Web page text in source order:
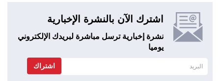
اشترك الآن بالنشرة الإخبارية
نشرة إخبارية ترسل مباشرة لبريدك الإلكتروني
يوميا
اشتراك